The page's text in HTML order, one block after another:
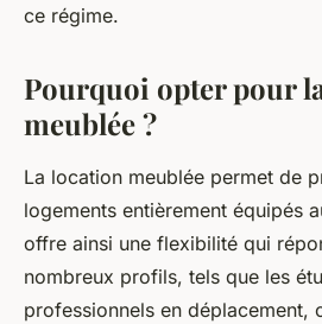
ce régime.
Pourquoi opter pour
meublée ?
La location meublée permet de
logements entièrement équipés
offre ainsi une flexibilité qui
nombreux profils, tels que les
professionnels en déplacement,